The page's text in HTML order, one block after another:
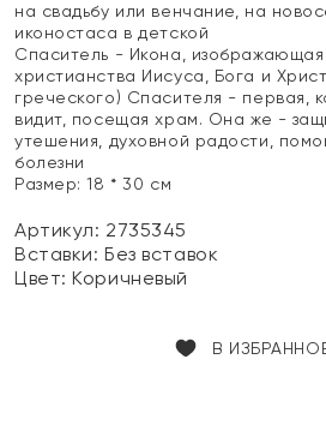
на свадьбу или венчание, на
иконостаса в детской
Спаситель - Икона, изображающая
христианства Иисуса, Бога и
греческого) Спасителя - первая,
видит, посещая храм. Она же -
утешения, духовной радости,
болезни
Размер: 18 * 30 см
Артикул: 2735345
Вставки:Без вставок
Цвет:Коричневый
В